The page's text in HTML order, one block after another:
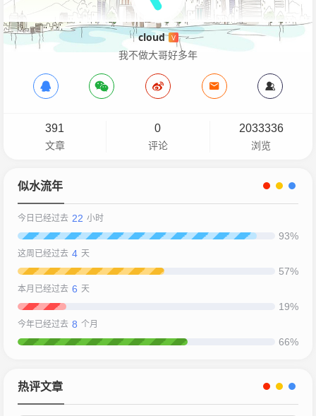
cloud V
我不做大哥好多年
391
文章
0
评论
2033336
浏览
似水流年
今日已经过去 22 小时
93%
这周已经过去 4 天
57%
本月已经过去 6 天
19%
今年已经过去 8 个月
66%
热评文章